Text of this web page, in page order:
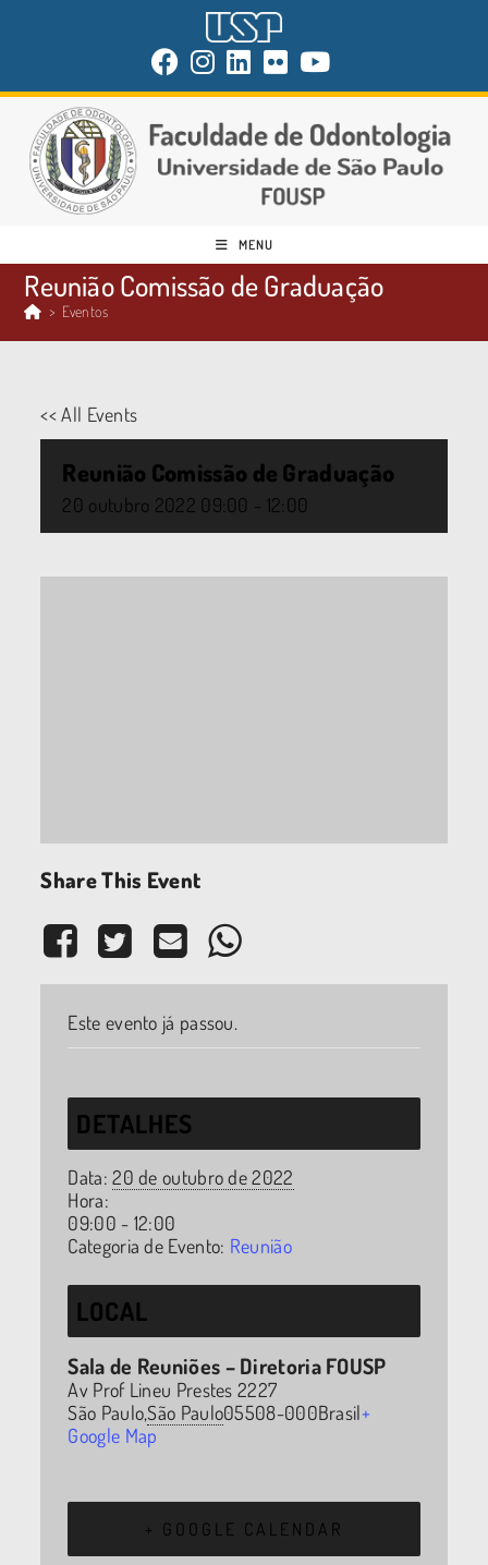
MENU
Reunião Comissão de Graduação
> Eventos
<< All Events
Reunião Comissão de Graduação
20 outubro 2022 09:00 - 12:00
Share This Event
Este evento já passou.
DETALHES
Data: 20 de outubro de 2022
Hora:
09:00 - 12:00
Categoria de Evento: Reunião
LOCAL
Sala de Reuniões – Diretoria FOUSP
Av Prof Lineu Prestes 2227
São Paulo,São Paulo05508-000Brasil+
Google Map
+ GOOGLE CALENDAR